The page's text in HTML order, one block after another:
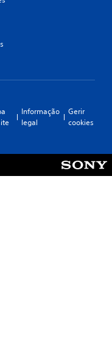
Informação
legal
Gerir
cookies